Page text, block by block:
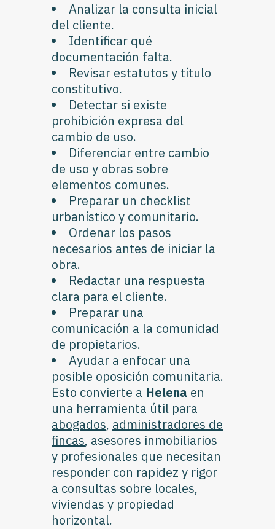
Analizar la consulta inicial
del cliente.
Identificar qué
documentación falta.
Revisar estatutos y título
constitutivo.
Detectar si existe
prohibición expresa del
cambio de uso.
Diferenciar entre cambio
de uso y obras sobre
elementos comunes.
Preparar un checklist
urbanístico y comunitario.
Ordenar los pasos
necesarios antes de iniciar la
obra.
Redactar una respuesta
clara para el cliente.
Preparar una
comunicación a la comunidad
de propietarios.
Ayudar a enfocar una
posible oposición comunitaria.
Esto convierte a Helena en
una herramienta útil para
abogados, administradores de
fincas, asesores inmobiliarios
y profesionales que necesitan
responder con rapidez y rigor
a consultas sobre locales,
viviendas y propiedad
horizontal.